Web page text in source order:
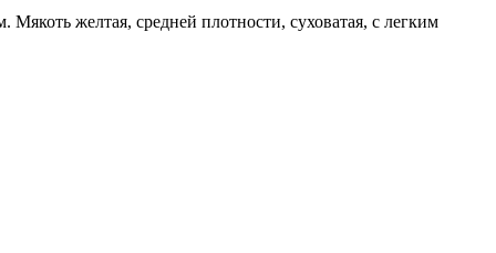
желтая, средней плотности, суховатая, с легким